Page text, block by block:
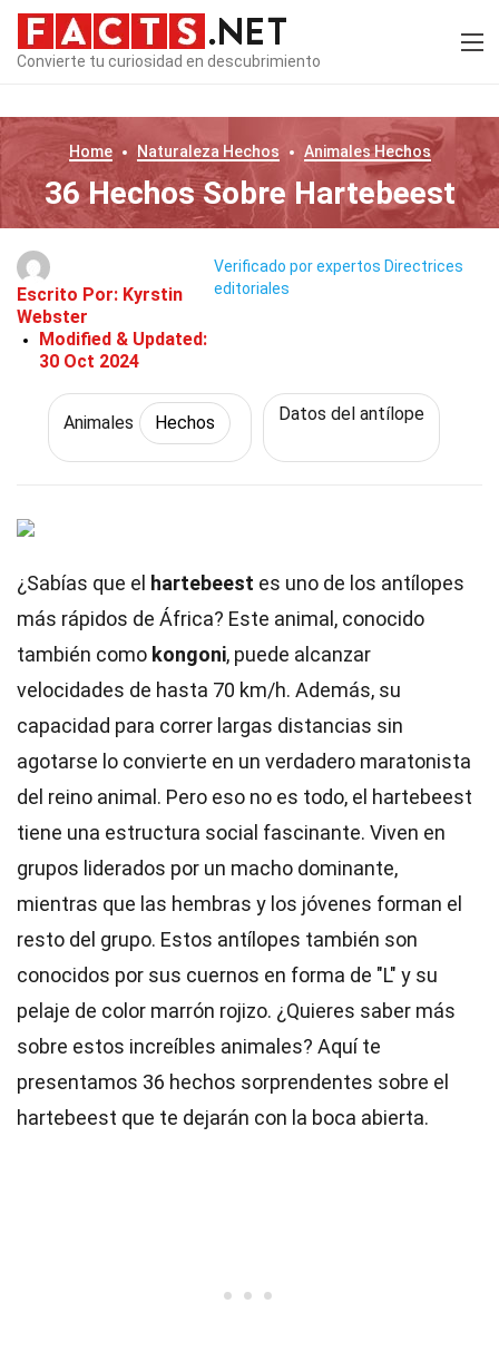
Convierte tu curiosidad en descubrimiento
Home Naturaleza Hechos AnimalesHechos
36 Hechos Sobre Hartebeest
Escrito Por: Kyrstin
Webster
Modified & Updated:
30 Oct 2024
Verificado por expertos Directrices
editoriales
Animales Hechos Datos del antílope
¿Sabías que el hartebeest es uno de los antílopes
más rápidos de África? Este animal, conocido
también como kongoni, puede alcanzar
velocidades de hasta 70 km/h. Además, su
capacidad para correr largas distancias sin
agotarse lo convierte en un verdadero maratonista
del reino animal. Pero eso no es todo, el hartebeest
tiene una estructura social fascinante. Viven en
grupos liderados por un macho dominante,
mientras que las hembras y los jóvenes forman el
resto del grupo. Estos antílopes también son
conocidos por sus cuernos en forma de "L" y su
pelaje de color marrón rojizo. ¿Quieres saber más
sobre estos increíbles animales? Aquí te
presentamos 36 hechos sorprendentes sobre el
hartebeest que te dejarán con la boca abierta.